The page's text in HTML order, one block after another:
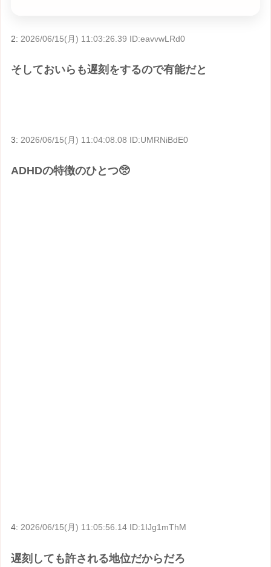
2: 2026/06/15(月) 11:03:26.39 ID:eavvwLRd0
そしておいらも遅刻をするので有能だと
3: 2026/06/15(月) 11:04:08.08 ID:UMRNiBdE0
ADHDの特徴のひとつ🥺
4:2026/06/15(月) 11:05:56.14 ID:1IJg1mThM
遅刻しても許される地位だからだろ